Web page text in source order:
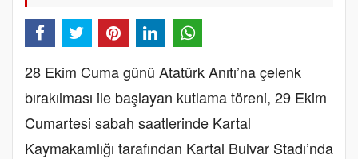
28 Ekim Cuma günü Atatürk Anıtı’na çelenk
bırakılması ile başlayan kutlama töreni, 29 Ekim
Cumartesi sabah saatlerinde Kartal
Kaymakamlığı tarafından Kartal Bulvar Stadı’nda